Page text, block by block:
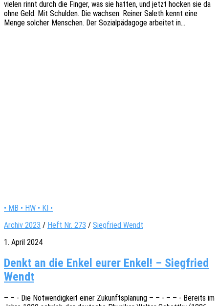
vielen rinnt durch die Finger, was sie hatten, und jetzt hocken sie da
ohne Geld. Mit Schul­den. Die wach­sen. Reiner Saleth kennt eine
Menge solcher Menschen. Der Sozi­al­päd­ago­ge arbei­tet in…
• MB • HW • KI •
Archiv 2023 / Heft Nr. 273 / Siegfried Wendt
1. April 2024
Denkt an die Enkel eurer Enkel! – Siegfried
Wendt
– – - Die Notwen­dig­keit einer Zukunfts­pla­nung – – - – – - Bereits im